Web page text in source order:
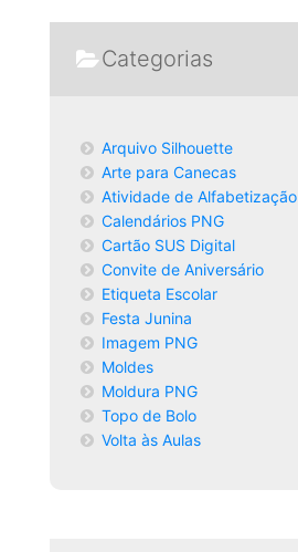
Categorias
Arquivo Silhouette
Arte para Canecas
Atividade de Alfabetização
Calendários PNG
Cartão SUS Digital
Convite de Aniversário
Etiqueta Escolar
Festa Junina
Imagem PNG
Moldes
Moldura PNG
Topo de Bolo
Volta às Aulas